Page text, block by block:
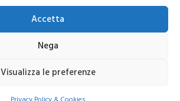
Accetta
Nega
Visualizza le preferenze
6, 20126 – Milano(MI)REA MI 2112156 – C.F.
Privacy e Cookie Policy